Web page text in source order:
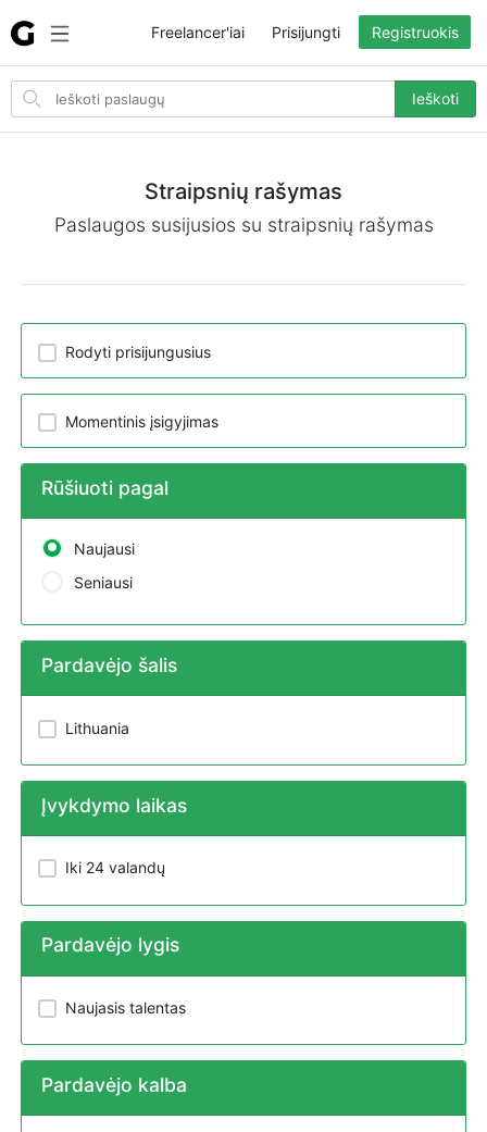
Search
items
Ieškoti
Freelancer'iai Prisijungti Registruokis
Straipsnių rašymas
Paslaugos susijusios su straipsnių rašymas
Rodyti prisijungusius
Momentinis įsigyjimas
Rūšiuoti pagal
Naujausi
Seniausi
Pardavėjo šalis
Lithuania
Įvykdymo laikas
Iki 24 valandų
Pardavėjo lygis
Naujasis talentas
Pardavėjo kalba